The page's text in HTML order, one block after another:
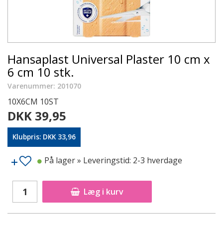
Hansaplast Universal Plaster 10 cm x
6 cm 10 stk.
Varenummer: 201070
10X6CM 10ST
DKK 39,95
Klubpris: DKK 33,96
Læg i kurv
På lager» Leveringstid: 2-3 hverdage